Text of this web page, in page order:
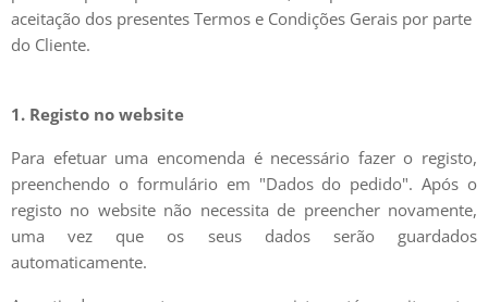
aceitação dos presentes Termos e Condições Gerais por parte
do Cliente.
1. Registo no website
Para efetuar uma encomenda é necessário fazer o registo,
preenchendo o formulário em "Dados do pedido". Após o
registo no website não necessita de preencher novamente,
uma vez que os seus dados serão guardados
automaticamente.